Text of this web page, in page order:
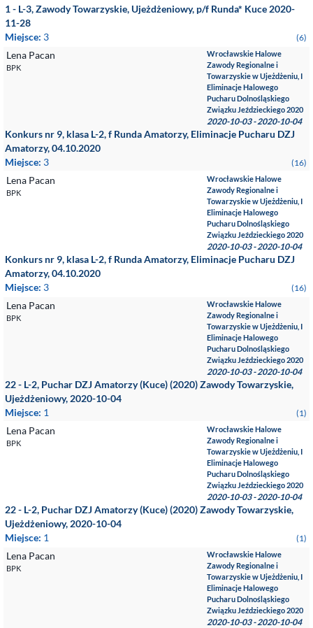
1 - L-3, Zawody Towarzyskie, Ujeżdżeniowy, p/f Runda* Kuce 2020-
11-28
Miejsce: 3 (6)
Lena Pacan
BPK
Wrocławskie Halowe
Zawody Regionalne i
Towarzyskie w Ujeżdżeniu, I
Eliminacje Halowego
Pucharu Dolnośląskiego
Związku Jeździeckiego 2020
2020-10-03 - 2020-10-04
Konkurs nr 9, klasa L-2, f Runda Amatorzy, Eliminacje Pucharu DZJ
Amatorzy, 04.10.2020
Miejsce: 3 (16)
Lena Pacan
BPK
Wrocławskie Halowe
Zawody Regionalne i
Towarzyskie w Ujeżdżeniu, I
Eliminacje Halowego
Pucharu Dolnośląskiego
Związku Jeździeckiego 2020
2020-10-03 - 2020-10-04
Konkurs nr 9, klasa L-2, f Runda Amatorzy, Eliminacje Pucharu DZJ
Amatorzy, 04.10.2020
Miejsce: 3 (16)
Lena Pacan
BPK
Wrocławskie Halowe
Zawody Regionalne i
Towarzyskie w Ujeżdżeniu, I
Eliminacje Halowego
Pucharu Dolnośląskiego
Związku Jeździeckiego 2020
2020-10-03 - 2020-10-04
22 - L-2, Puchar DZJ Amatorzy (Kuce) (2020) Zawody Towarzyskie,
Ujeżdżeniowy, 2020-10-04
Miejsce: 1 (1)
Lena Pacan
BPK
Wrocławskie Halowe
Zawody Regionalne i
Towarzyskie w Ujeżdżeniu, I
Eliminacje Halowego
Pucharu Dolnośląskiego
Związku Jeździeckiego 2020
2020-10-03 - 2020-10-04
22 - L-2, Puchar DZJ Amatorzy (Kuce) (2020) Zawody Towarzyskie,
Ujeżdżeniowy, 2020-10-04
Miejsce: 1 (1)
Lena Pacan
BPK
Wrocławskie Halowe
Zawody Regionalne i
Towarzyskie w Ujeżdżeniu, I
Eliminacje Halowego
Pucharu Dolnośląskiego
Związku Jeździeckiego 2020
2020-10-03 - 2020-10-04